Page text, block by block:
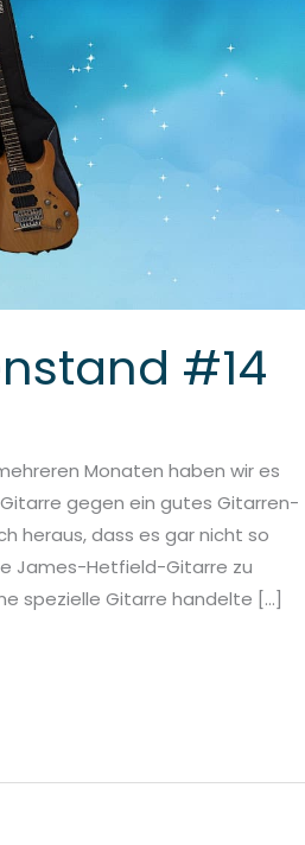
#14
Monaten haben wir es
gegen ein gutes Gitarren-
heraus, dass es gar nicht so
James-Hetfield-Gitarre zu
spezielle Gitarre handelte […]